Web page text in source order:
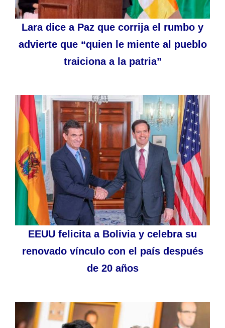
Lara dice a Paz que corrija el rumbo y
advierte que “quien le miente al pueblo
traiciona a la patria”
EEUU felicita a Bolivia y celebra su
renovado vínculo con el país después
de 20 años